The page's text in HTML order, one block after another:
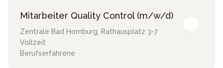
Mitarbeiter Quality Control (m/w/d)
Zentrale Bad Homburg, Rathausplatz 3-7
Vollzeit
Berufserfahrene